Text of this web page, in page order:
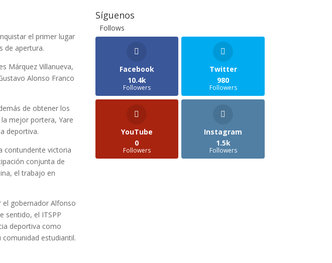
el primer lugar
de apertura.
Márquez Villanueva,
Alonso Franco
de obtener los
mejor portera, Yare
deportiva.
contundente victoria
conjunta de
el trabajo en
el gobernador Alfonso
sentido, el ITSPP
deportiva como
estudiantil.
Síguenos
Follows
Facebook
10.4k
Followers
Twitter
980
Followers
YouTube
0
Followers
Instagram
1.5k
Followers